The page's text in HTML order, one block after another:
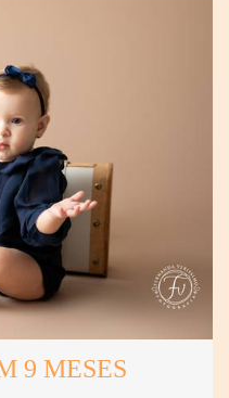
9 MESES